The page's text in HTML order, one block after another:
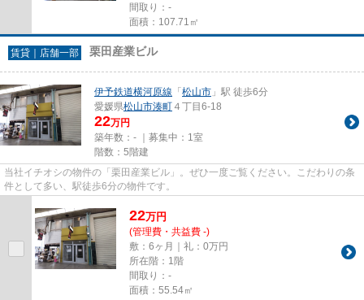
間取り：-
面積：107.71㎡
賃貸｜店舗一部 栗田産業ビル
伊予鉄道横河原線 「 松山市 」駅 徒歩6分
愛媛県松山市湊町 ４丁目6-18
22万円
築年数：- ｜募集中： 1室
階数：5階建
当社イチオシの物件の「栗田産業ビル」。ぜひ一度ご覧ください。こだわりの条
件として多い、駅徒歩6分の物件です。
22万円
(管理費・共益費 -)
敷：6ヶ月｜礼：0万円
所在階：1階
間取り：-
面積：55.54㎡